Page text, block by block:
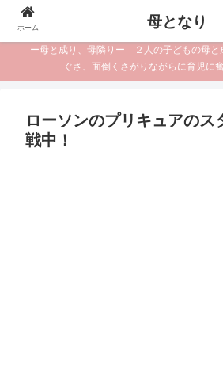
ー母と成り、母隣りー ２人の子どもの母と
ぐさ、面倒くさがりながらに育児に
ローソンのプリキュアのス
戦中！
ホーム 母となり